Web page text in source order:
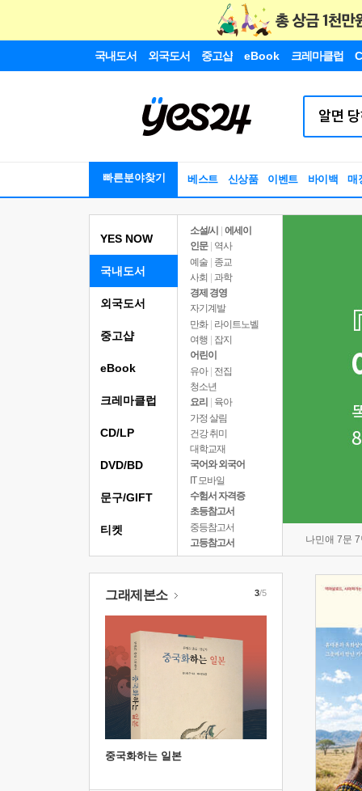
국내도서 외국도서 중고샵 eBook 크레마클럽
빠른분야찾기 베스트 신상품 이벤트 바이백 매
YES NOW
국내도서
소설/시
에세이
인문
역사
예술 | 종교
사회 | 과학
경제 경영
자기계발
만화 | 라이트노벨
여행
잡지
어린이
유아 | 전집
청소년
요리
육아
가정 살림
건강 취미
대학교재
국어와 외국어
IT 모바일
수험서 자격증
초등참고서
중등참고서
고등참고서
나민애 7문
외국도서
중고샵
eBook
크레마클럽
CD/LP
DVD/BD
문구/GIFT
티켓
그래제본소
중국화하는 일본
3/5